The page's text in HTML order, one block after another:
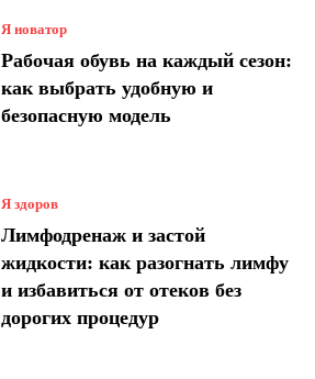
Я новатор
Рабочая обувь на каждый сезон:
как выбрать удобную и
безопасную модель
Я здоров
Лимфодренаж и застой
жидкости: как разогнать лимфу
и избавиться от отеков без
дорогих процедур